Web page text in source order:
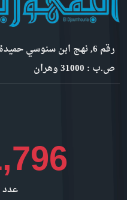
رقم 6, نهج ابن سنوسي حميدة
ص.ب : 31000 وهران
عدد